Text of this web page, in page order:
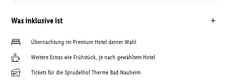
Was inklusive ist
Übernachtung im Premium Hotel deiner Wahl
Weitere Extras wie Frühstück, je nach gewähltem Hotel
Tickets für die Sprudelhof Therme Bad Nauheim